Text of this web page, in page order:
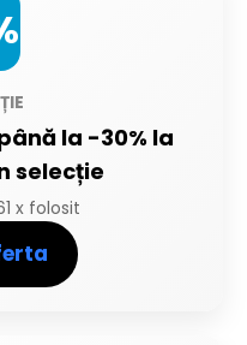
la -30% la
selecție
x folosit